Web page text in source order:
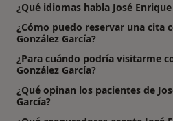
¿Qué idiomas habla José
¿Cómo puedo reservar una cita
González García?
¿Para cuándo podría visitarme
González García?
¿Qué opinan los pacientes de
García?